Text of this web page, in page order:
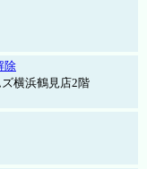
除
横浜鶴見店2階